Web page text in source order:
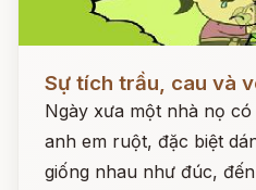
Sự tích trầu, cau và
Ngày xưa một nhà nọ
anh em ruột, đặc biệt
giống nhau như đúc,